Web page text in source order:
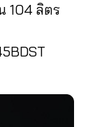
104 ลิตร